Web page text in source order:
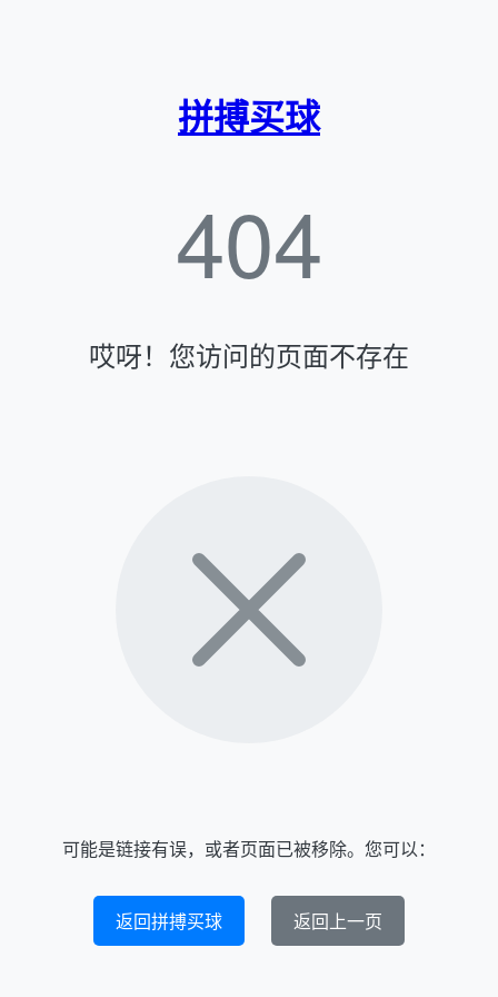
拼搏买球
404
哎呀！您访问的页面不存在
可能是链接有误，或者页面已被移除。您可以：
返回拼搏买球 返回上一页